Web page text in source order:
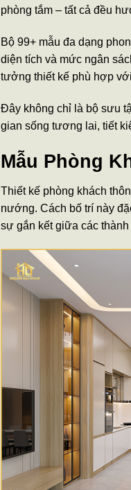
phòng tắm – tất cả đều
Bộ 99+ mẫu đa dạng
diện tích và mức ngân
tưởng thiết kế phù hợp
Đây không chỉ là bộ sưu
gian sống tương lai, tiết
Mẫu Phòng
Thiết kế phòng khách
nướng. Cách bố trí này
sự gắn kết giữa các